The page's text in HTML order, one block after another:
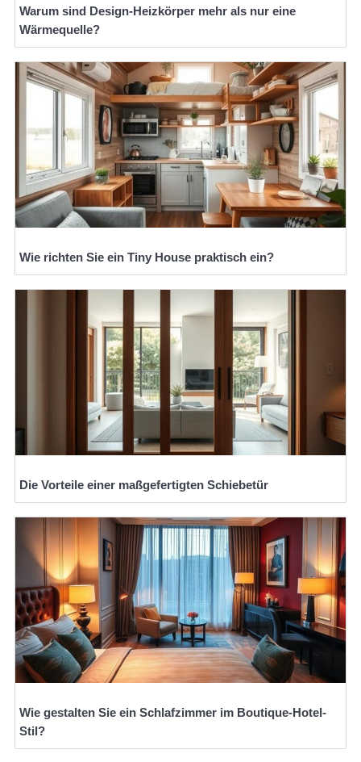
Warum sind Design-Heizkörper mehr als nur eine
Wärmequelle?
Wie richten Sie ein Tiny House praktisch ein?
Die Vorteile einer maßgefertigten Schiebetür
Wie gestalten Sie ein Schlafzimmer im Boutique-Hotel-
Stil?